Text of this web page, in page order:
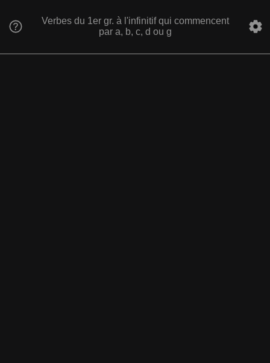
Verbes du 1er gr. à l'infinitif qui commencent
par a, b, c, d ou g